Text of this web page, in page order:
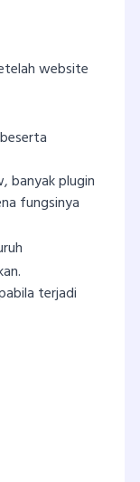
website
banyak plugin
fungsinya
terjadi